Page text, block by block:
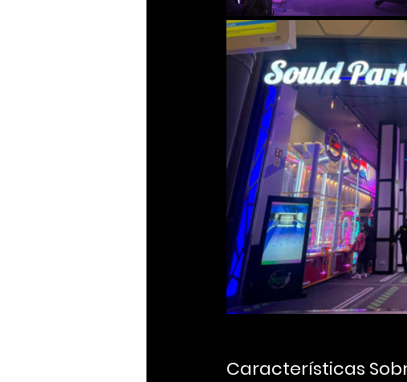
Características